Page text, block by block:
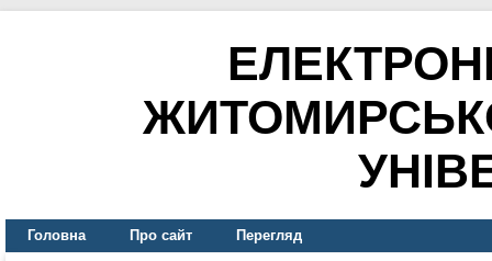
Головна Про сайт Перегляд